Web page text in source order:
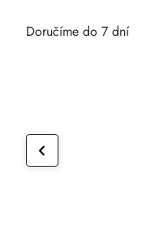
Doručíme do 7 dní